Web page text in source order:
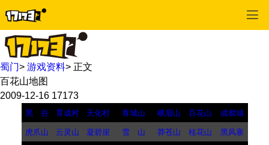
蜀门> 游戏资料> 正文
百花山地图
2009-12-16 17173
黑 谷 育成村 天化村 青城山 峨眉山 百花山 成都城
虎爪山 云灵山 凝碧崖 雪 山 莽苍山 桂花山 黑风寨